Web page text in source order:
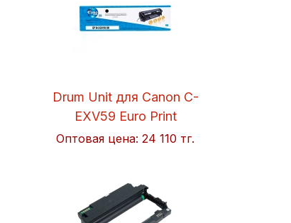
Drum Unit для Canon C-
EXV59 Euro Print
Оптовая цена:24 110 тг.